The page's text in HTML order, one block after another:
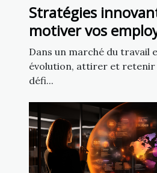
Stratégies
motiver vos
des programmes
efficaces
Dans un marché du travail
évolution, attirer et retenir
défi...